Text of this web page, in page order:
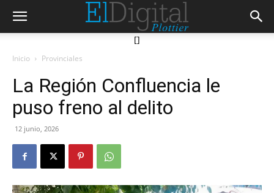
[]
Inicio Provinciales
La Región Confluencia le
puso freno al delito
12 junio, 2026